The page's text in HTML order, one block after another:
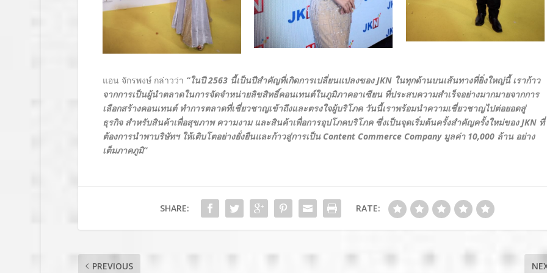
แอน จักรพงษ์ กล่าวว่า “ในปี2563 นี้เป็นปีสำคัญที่เกิดการเปลี่ยนแปลงของ JKN ในทุกด้านบนเส้นทางที่ยิ่งใหญ่นี้ เราก้าว
จากการเป็นผู้นำตลาดในการจัดจำหน่ายลิขสิทธิ์คอนเทนต์ในภูมิภาคอาเซียน ที่ประสบความสำเร็จอย่างมากมายจากการ
เลือกสร้างคอนเทนต์ ทำการตลาดที่เชี่ยวชาญเข้าถึงและตรงใจผู้บริโภค วันนี้เราพร้อมนำความเชี่ยวชาญไปต่อยอดสู่
ธุรกิจ สำหรับสินค้าเพื่อสุขภาพ ความงาม และสินค้าเพื่อการอุปโภคบริโภค ซึ่งเป็นจุดเริ่มต้นครั้งสำคัญครั้งใหม่ของ JKN ที่
ต้องการนำพาบริษัทฯ ให้เติบโตอย่างยั่งยืนและก้าวสู่การเป็น Content Commerce Company มูลค่า 10,000 ล้าน อย่าง
เต็มภาคภูมิ”
SHARE: RATE:
PREVIOUS